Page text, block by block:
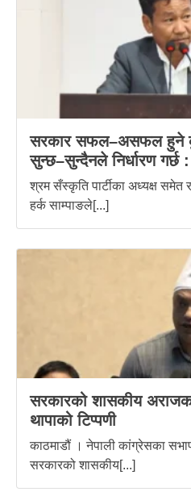
सरकार सफल–असफल हुने
सुन्छ–सुन्दैनले निर्धारण गर्छ
श्रम सँस्कृति पार्टीका अध्यक्ष समेत
हर्क साम्पाङले[...]
सरकारको शासकीय
थापाको टिप्पणी
काठमाडौं । नेपाली कांग्रेसका
सरकारको शासकीय[...]